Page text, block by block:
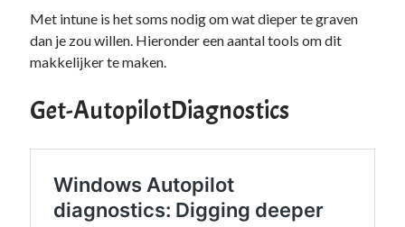
Over mij
turpis”]Vivamus hendrerit[/tooltip] nulla erat ornare tortor in
Categories
Met intune is het soms nodig om wat dieper te graven
dan je zou willen. Hieronder een aantal tools om dit
makkelijker te maken.
Get-AutopilotDiagnostics